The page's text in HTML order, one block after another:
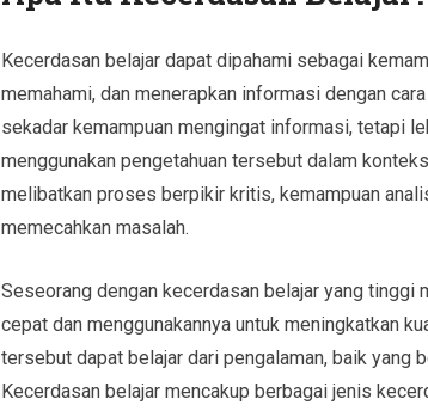
Kecerdasan belajar dapat dipahami sebagai
memahami, dan menerapkan informasi dengan
sekadar kemampuan mengingat informasi, tetapi
menggunakan pengetahuan tersebut dalam
melibatkan proses berpikir kritis, kemampuan
memecahkan masalah.
Seseorang dengan kecerdasan belajar yang tinggi
cepat dan menggunakannya untuk meningkatkan
tersebut dapat belajar dari pengalaman, baik yang
Kecerdasan belajar mencakup berbagai jenis